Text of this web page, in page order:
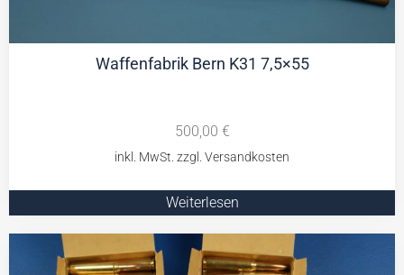
Waffenfabrik Bern K31 7,5×55
500,00 €
Weiterlesen